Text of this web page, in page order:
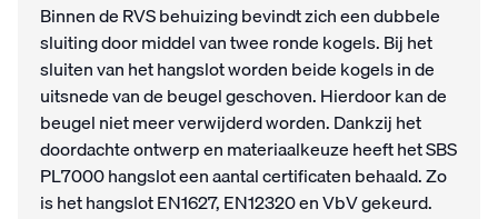
Binnen de RVS behuizing bevindt zich een dubbele
sluiting door middel van twee ronde kogels. Bij het
sluiten van het hangslot worden beide kogels in de
uitsnede van de beugel geschoven. Hierdoor kan de
beugel niet meer verwijderd worden. Dankzij het
doordachte ontwerp en materiaalkeuze heeft het SBS
PL7000 hangslot een aantal certificaten behaald. Zo
is het hangslot EN1627, EN12320 en VbV gekeurd.